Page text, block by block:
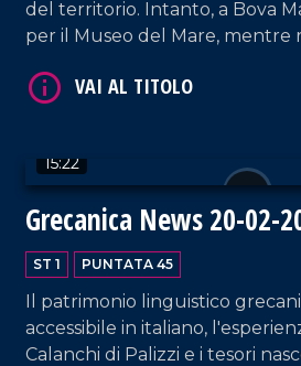
del territorio. Intanto, a Bova
per il Museo del Mare, mentre
e tecnologia diventano leve
15:22
Grecanica News 20-02-
ST 1 PUNTATA 45
Il patrimonio linguistico
accessibile in italiano,
Calanchi di Palizzi e i tesori
VAI AL TITOLO
VAI AL TITOLO